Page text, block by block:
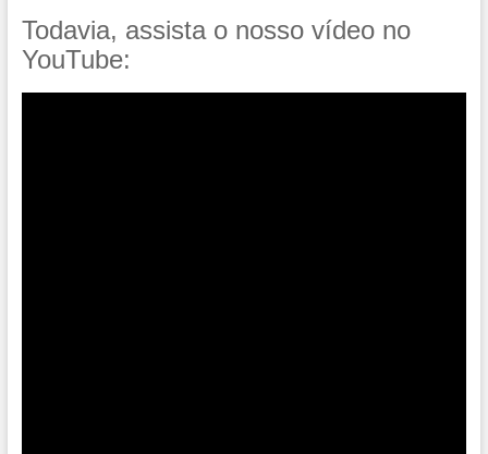
Todavia, assista o nosso vídeo no
YouTube: